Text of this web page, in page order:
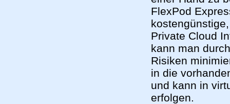
FlexPod
Private Cloud
kann man
Risiken
in die
und kann in
erfolgen.